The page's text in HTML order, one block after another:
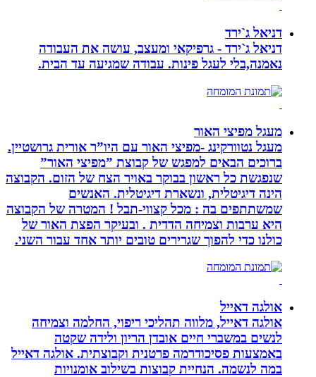
דניאל ג`ירד
דניאל ג`ירד - גרפיקאי ומעצב, עושה את העבודה
נאמנה,בלי לעגל פינות. עבודה שמגיעה עד הבית.
מעגל מפיצי האור
מעגל נטוורקינג -מפיצי האור עם היו”ר אורית גרושטיין.
ברוכים הבאים למפגש של קבוצת ”מפיצי האור”
שנפגשת כל ראשון בבוקר באויר הצח של הזום. הקבוצה
הינה דיגיטלית, ונשארת דיגיטלית. האנשים
שמשתתפים בה : מכל קצווי-תבל ! המטרה של הקבוצה
היא ערבות וצמיחה הדדית . ובעיקר הפצת האור של
כולנו כדי להפוך שגרירים טובים יותר אחד עבור השני.
אולגה דאייל
אולגה דאייל, מלווה תהליכי ריפוי, החלמה וצמיחה
לנשים במשברי חיים אובדן הריון ולידה שקטה
באמצעות פסיכודרמה פרטנית וקבוצתית. אולגה דאייל
במה לנשמה. ‏הנחיית קבוצות בשילוב אומנויות‏